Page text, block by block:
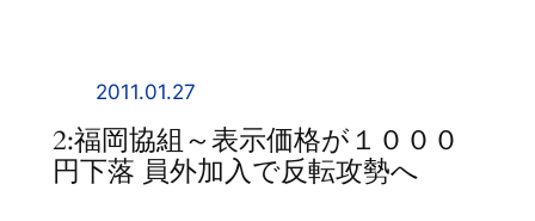
2011.01.27
2:福岡協組～表示価格が１０００
円下落 員外加入で反転攻勢へ